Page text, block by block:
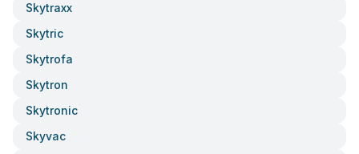
Skytraxx
Skytric
Skytrofa
Skytron
Skytronic
Skyvac